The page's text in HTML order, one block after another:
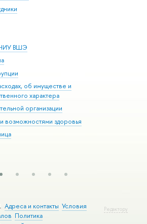
ВШЭ
об имуществе и
характера
организации
возможностями здоровья
Редактору
Адреса и контакты Условия
Политика